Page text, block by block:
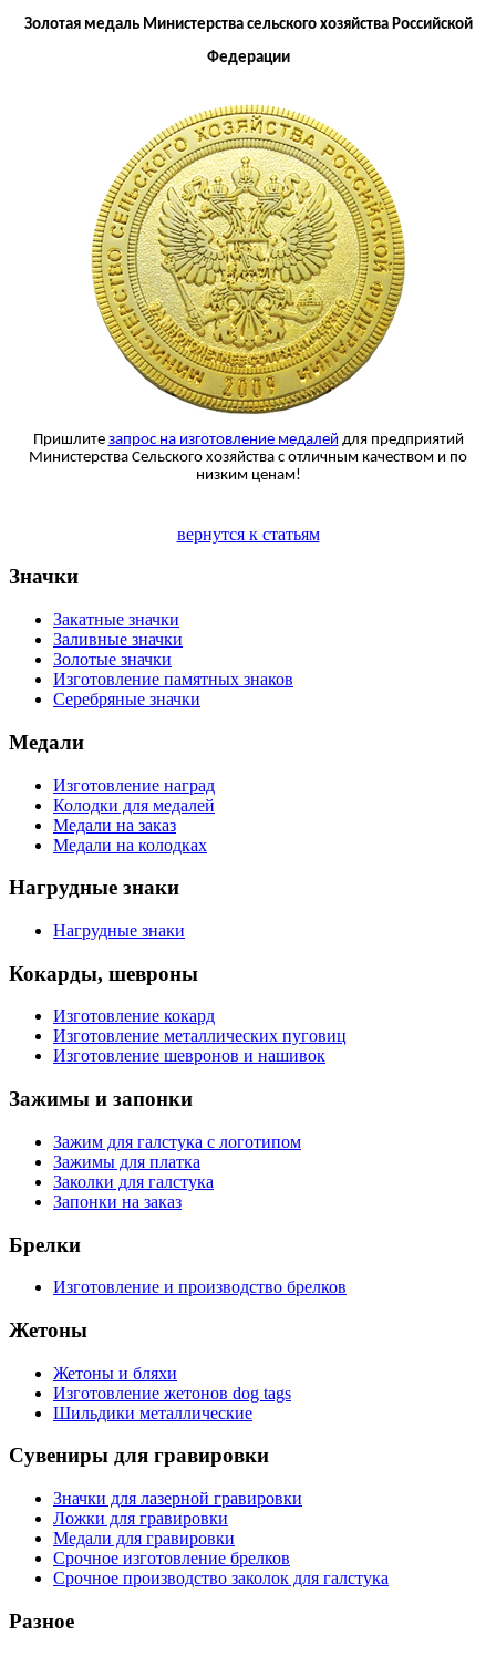
Золотая медаль Министерства сельского хозяйства Российской
Федерации
Пришлите запрос на изготовление медалейдля предприятий
Министерства Сельского хозяйства с отличным качеством и по
низким ценам!
вернутся к статьям
Значки
Закатные значки
Заливные значки
Золотые значки
Изготовление памятных знаков
Серебряные значки
Медали
Изготовление наград
Колодки для медалей
Медали на заказ
Медали на колодках
Нагрудные знаки
Нагрудные знаки
Кокарды, шевроны
Изготовление кокард
Изготовление металлических пуговиц
Изготовление шевронов и нашивок
Зажимы и запонки
Зажим для галстука с логотипом
Зажимы для платка
Заколки для галстука
Запонки на заказ
Брелки
Изготовление и производство брелков
Жетоны
Жетоны и бляхи
Изготовление жетонов dog tags
Шильдики металлические
Сувениры для гравировки
Значки для лазерной гравировки
Ложки для гравировки
Медали для гравировки
Срочное изготовление брелков
Срочное производство заколок для галстука
Разное